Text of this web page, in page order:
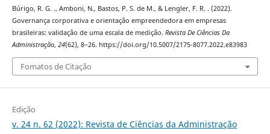
Búrigo, R. G. ., Amboni, N., Bastos, P. S. de M., & Lengler, F. R. . (2022).
Governança corporativa e orientação empreendedora em empresas
brasileiras: validação de uma escala de medição. Revista De Ciências Da
Administração, 24(62), 8–26. https://doi.org/10.5007/2175-8077.2022.e83983
Fomatos de Citação
Edição
v. 24 n. 62 (2022): Revista de Ciências da Administração